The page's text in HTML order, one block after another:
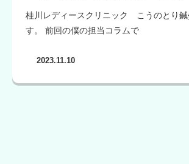
桂川レディースクリニック こうのとり鍼
す。 前回の僕の担当コラムで
2023.11.10